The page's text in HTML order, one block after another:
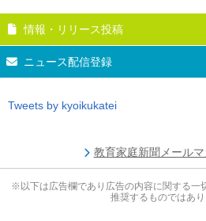
情報・リリース投稿
ニュース配信登録
Tweets by kyoikukatei
教育家庭新聞メール
※以下は広告欄であり広告の内容に関する一
推奨するものではあり